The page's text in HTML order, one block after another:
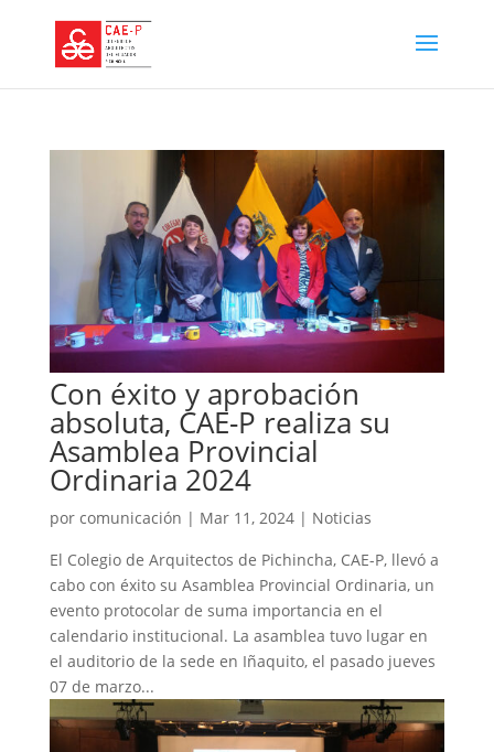
Con éxito y aprobación
absoluta, CAE-P realiza su
Asamblea Provincial
Ordinaria 2024
por comunicación | Mar 11, 2024| Noticias
El Colegio de Arquitectos de Pichincha, CAE-P, llevó a
cabo con éxito su Asamblea Provincial Ordinaria, un
evento protocolar de suma importancia en el
calendario institucional. La asamblea tuvo lugar en
el auditorio de la sede en Iñaquito, el pasado jueves
07 de marzo...